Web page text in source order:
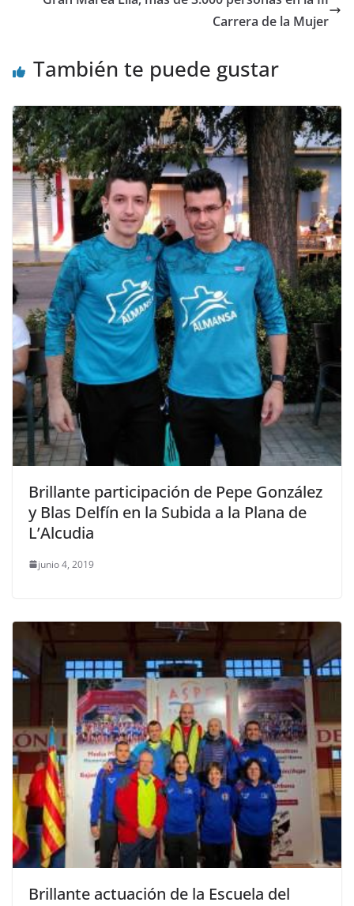
Carrera de la Mujer
También te puede gustar
Brillante participación de Pepe González
y Blas Delfín en la Subida a la Plana de
L’Alcudia
junio 4, 2019
Brillante actuación de la Escuela del